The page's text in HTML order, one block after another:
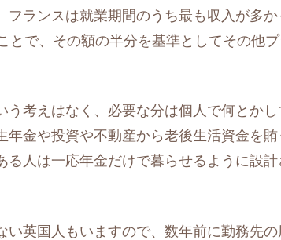
ランスは就業期間のうち最も収入が多か
とで、その額の半分を基準としてその他プ
考えはなく、必要な分は個人で何とかし
金や投資や不動産から老後生活資金を賄
人は一応年金だけで暮らせるように設計
英国人もいますので、数年前に勤務先の